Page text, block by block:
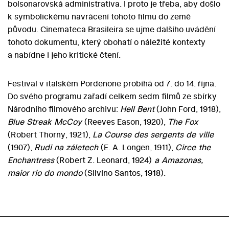
bolsonarovská administrativa. I proto je třeba, aby došlo
k symbolickému navrácení tohoto filmu do země
původu. Cinemateca Brasileira se ujme dalšího uvádění
tohoto dokumentu, který obohatí o náležité kontexty
a nabídne i jeho kritické čtení.
Festival v italském Pordenone probíhá od 7. do 14. října.
Do svého programu zařadí celkem sedm filmů ze sbírky
Národního filmového archivu: Hell Bent(John Ford, 1918),
Blue Streak McCoy(Reeves Eason, 1920), The Fox
(Robert Thorny, 1921), La Course des sergents de ville
(1907), Rudi na záletech(E. A. Longen, 1911), Circe the
Enchantress(Robert Z. Leonard, 1924) a Amazonas,
maior rio do mondo(Silvino Santos, 1918).